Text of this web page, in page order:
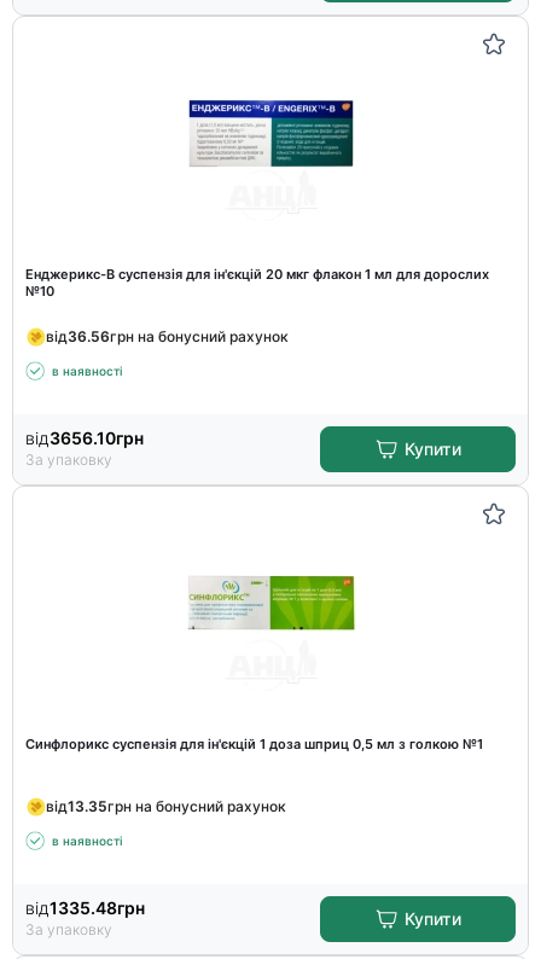
Енджерикс-В суспензія для ін'єкцій 20 мкг флакон 1 мл для дорослих
№10
від36.56грн на бонусний рахунок
в наявності
від3656.10грн
За упаковку
Купити
Синфлорикс суспензія для ін'єкцій 1 доза шприц 0,5 мл з голкою №1
від13.35грн на бонусний рахунок
в наявності
від1335.48грн
За упаковку
Купити